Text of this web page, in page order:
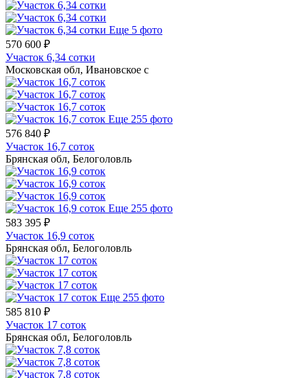
Еще 5 фото
570 600 ₽
Участок 6,34 сотки
Московская обл, Ивановское с
Еще 255 фото
576 840 ₽
Участок 16,7 соток
Брянская обл, Белоголовль
Еще 255 фото
583 395 ₽
Участок 16,9 соток
Брянская обл, Белоголовль
Еще 255 фото
585 810 ₽
Участок 17 соток
Брянская обл, Белоголовль